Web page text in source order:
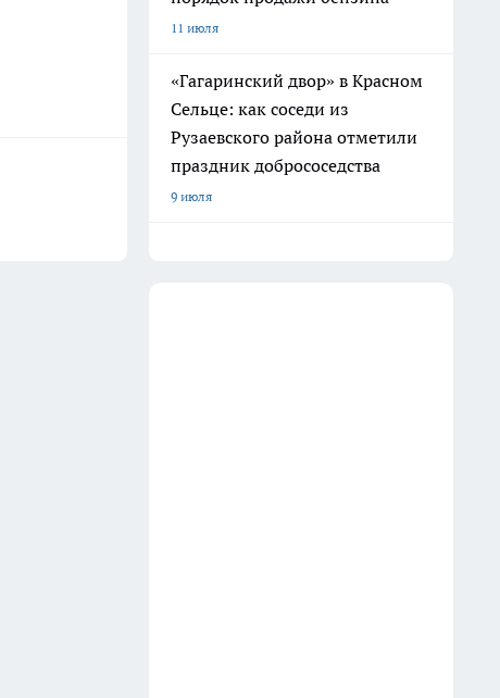
11 июля
«Гагаринский двор» в Красном
Сельце: как соседи из
Рузаевского района отметили
праздник добрососедства
9 июля